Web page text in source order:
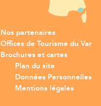
Nos partenaires
Offices de Tourisme du Var
Brochures et cartes
Plan du site
Données Personnelles
Mentions légales